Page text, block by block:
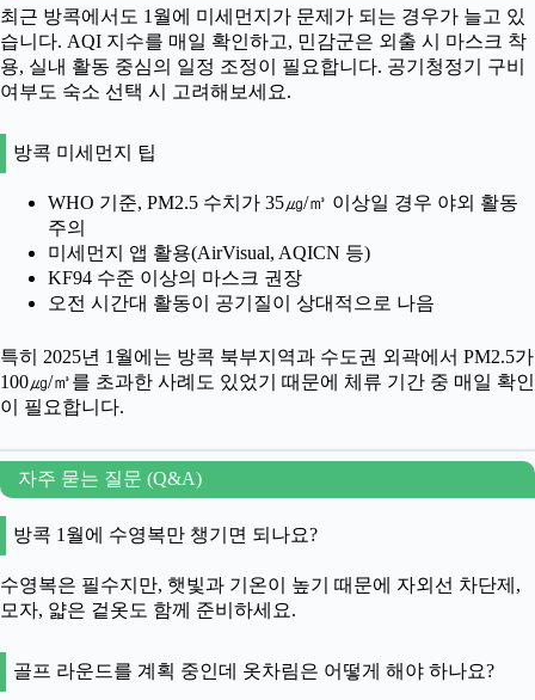
최근 방콕에서도 1월에 미세먼지가 문제가 되는 경우가 늘고 있
습니다. AQI 지수를 매일 확인하고, 민감군은 외출 시 마스크 착
용, 실내 활동 중심의 일정 조정이 필요합니다. 공기청정기 구비
여부도 숙소 선택 시 고려해보세요.
방콕 미세먼지 팁
WHO 기준, PM2.5 수치가 35㎍/㎥ 이상일 경우 야외 활동
주의
미세먼지 앱 활용(AirVisual, AQICN 등)
KF94 수준 이상의 마스크 권장
오전 시간대 활동이 공기질이 상대적으로 나음
특히 2025년 1월에는 방콕 북부지역과 수도권 외곽에서 PM2.5가
100㎍/㎥를 초과한 사례도 있었기 때문에 체류 기간 중 매일 확인
이 필요합니다.
자주 묻는 질문 (Q&A)
방콕 1월에 수영복만 챙기면 되나요?
수영복은 필수지만, 햇빛과 기온이 높기 때문에 자외선 차단제,
모자, 얇은 겉옷도 함께 준비하세요.
골프 라운드를 계획 중인데 옷차림은 어떻게 해야 하나요?